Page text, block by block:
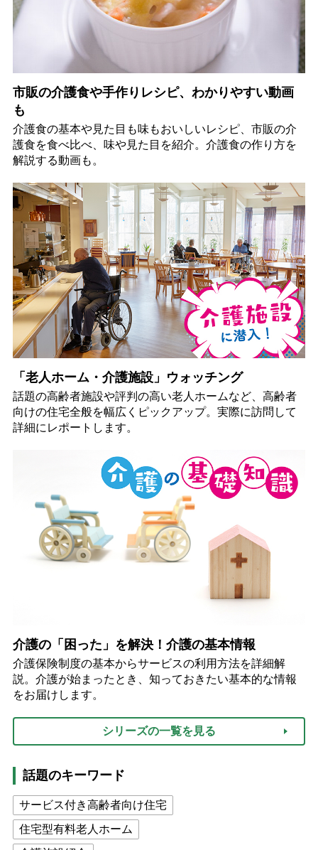
市販の介護食や手作りレシピ、わかりやすい動画
も
介護食の基本や見た目も味もおいしいレシピ、市販の介
護食を食べ比べ、味や見た目を紹介。介護食の作り方を
解説する動画も。
「老人ホーム・介護施設」ウォッチング
話題の高齢者施設や評判の高い老人ホームなど、高齢者
向けの住宅全般を幅広くピックアップ。実際に訪問して
詳細にレポートします。
介護の「困った」を解決！介護の基本情報
介護保険制度の基本からサービスの利用方法を詳細解
説。介護が始まったとき、知っておきたい基本的な情報
をお届けします。
シリーズの一覧を見る
話題のキーワード
サービス付き高齢者向け住宅
住宅型有料老人ホーム